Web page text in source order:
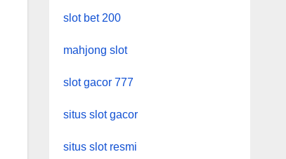
slot bet 200
mahjong slot
slot gacor 777
situs slot gacor
situs slot resmi